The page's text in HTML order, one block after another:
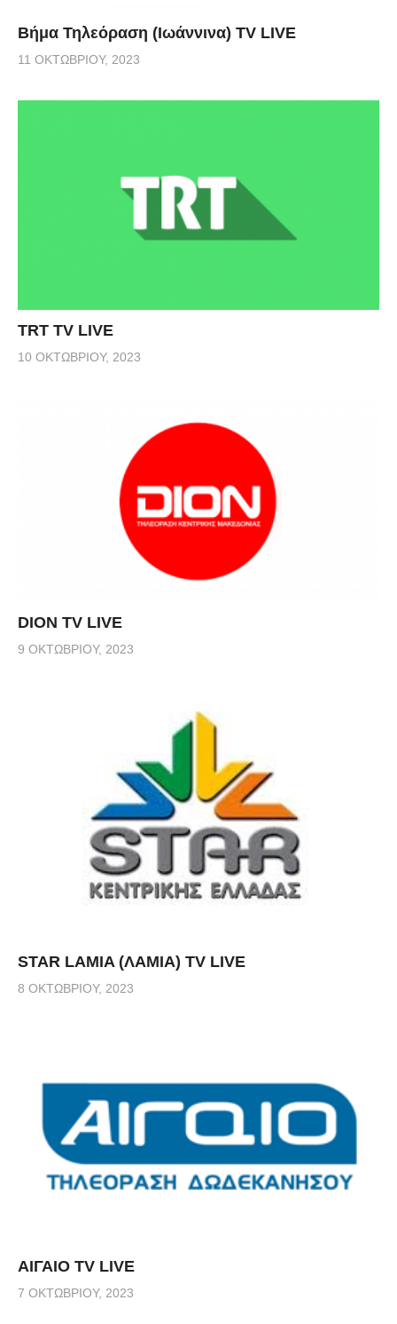
Βήμα Τηλεόραση (Ιωάννινα) TV LIVE
11 ΟΚΤΩΒΡΊΟΥ, 2023
TRT TV LIVE
10 ΟΚΤΩΒΡΊΟΥ, 2023
DION TV LIVE
9 ΟΚΤΩΒΡΊΟΥ, 2023
STAR LAMIA (ΛΑΜΙΑ) TV LIVE
8 ΟΚΤΩΒΡΊΟΥ, 2023
ΑΙΓΑΙΟ TV LIVE
7 ΟΚΤΩΒΡΊΟΥ, 2023